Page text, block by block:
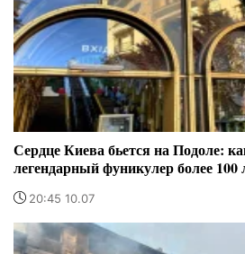
Сердце Киева бьется на Подоле:
легендарный фуникулер более 100
20:45 10.07